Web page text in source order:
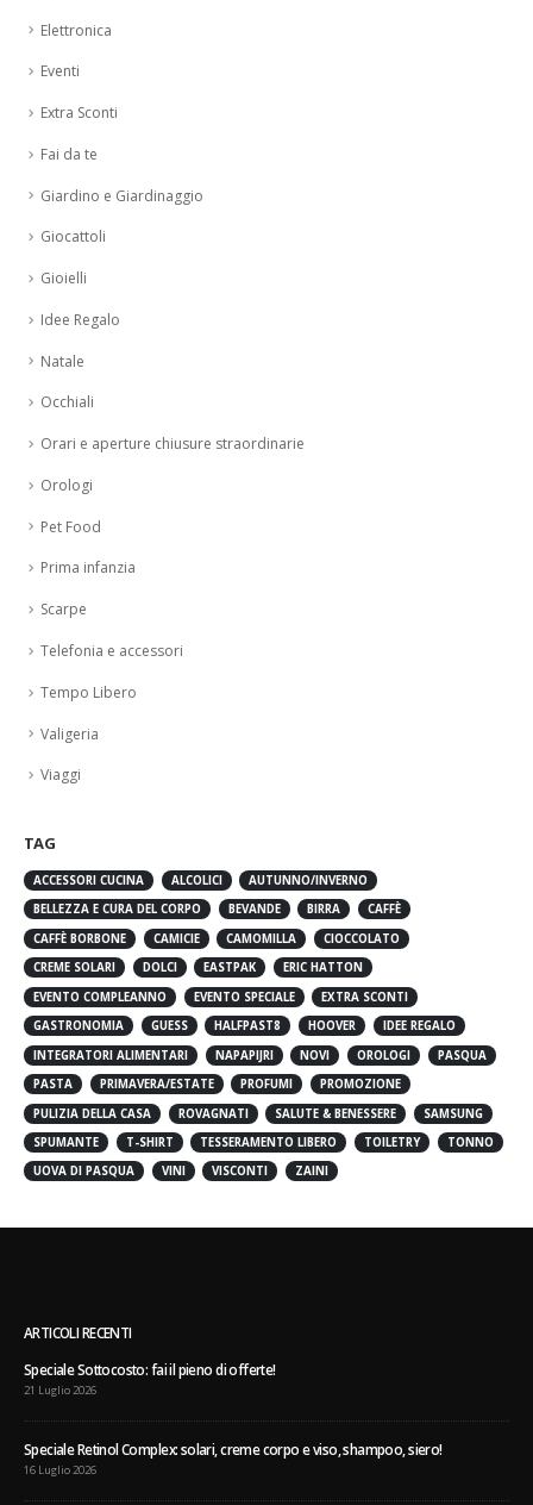
Elettronica
Eventi
Extra Sconti
Fai da te
Giardino e Giardinaggio
Giocattoli
Gioielli
Idee Regalo
Natale
Occhiali
Orari e aperture chiusure straordinarie
Orologi
Pet Food
Prima infanzia
Scarpe
Telefonia e accessori
Tempo Libero
Valigeria
Viaggi
TAG
ACCESSORI CUCINA ALCOLICI
AUTUNNO/INVERNO
BELLEZZA E CURA DEL CORPO
BEVANDE BIRRA
CAFFÈ
CAFFÈ BORBONE
CAMICIE CAMOMILLA
CIOCCOLATO
CREME SOLARI
DOLCI EASTPAK
ERIC HATTON
EVENTO COMPLEANNO
EVENTO SPECIALE
EXTRA SCONTI
GASTRONOMIA
GUESS HALFPAST8 HOOVER
IDEE REGALO
INTEGRATORI ALIMENTARI
NAPAPIJRI NOVI OROLOGI
PASQUA
PASTA
PRIMAVERA/ESTATE PROFUMI
PROMOZIONE
PULIZIA DELLA CASA
ROVAGNATI SALUTE & BENESSERE
SAMSUNG
SPUMANTE
T-SHIRT TESSERAMENTO LIBERO TOILETRY
TONNO
UOVA DI PASQUA
VINI VISCONTI ZAINI
ARTICOLI RECENTI
Speciale Sottocosto: fai il pieno di offerte!
21 Luglio 2026
Speciale Retinol Complex: solari, creme corpo e viso, shampoo, siero!
16 Luglio 2026